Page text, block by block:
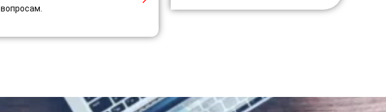
вопросам.